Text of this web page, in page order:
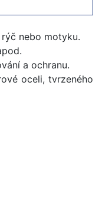
nebo motyku.
a ochranu.
oceli, tvrzeného